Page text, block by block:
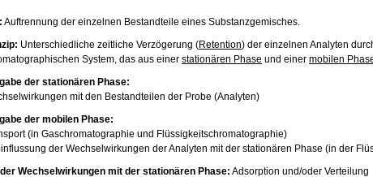
Auftrennung der einzelnen Bestandteile eines Substanzgemisches.
Unterschiedliche zeitliche Verzögerung (Retention) der einzelnen Analyten
System, das aus einer stationären Phase und einer mobilen
der stationären Phase:
mit den Bestandteilen der Probe (Analyten)
der mobilen Phase:
(in Gaschromatographie und Flüssigkeitschromatographie)
der Wechselwirkungen der Analyten mit der stationären Phase (in der
Wechselwirkungen mit der stationären Phase: Adsorption und/oder Verteilung